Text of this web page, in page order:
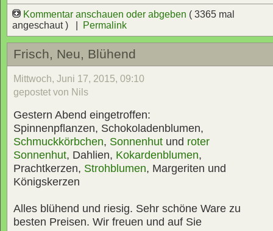
Kommentar anschauen oder abgeben ( 3365 mal
angeschaut ) |
Permalink
Frisch, Neu, Blühend
Mittwoch, Juni 17, 2015, 09:10
gepostet von Nils
Gestern Abend eingetroffen:
Spinnenpflanzen, Schokoladenblumen,
Schmuckkörbchen, Sonnenhut und roter
Sonnenhut, Dahlien, Kokardenblumen,
Prachtkerzen, Strohblumen, Margeriten und
Königskerzen
Alles blühend und riesig. Sehr schöne Ware zu
besten Preisen. Wir freuen und auf Sie